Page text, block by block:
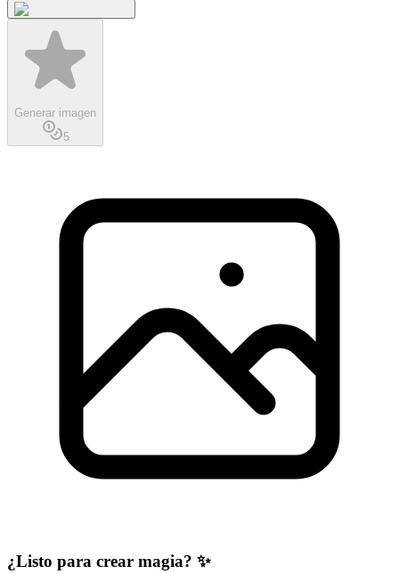
Generar imagen
5
¿Listo para crear magia? ✨